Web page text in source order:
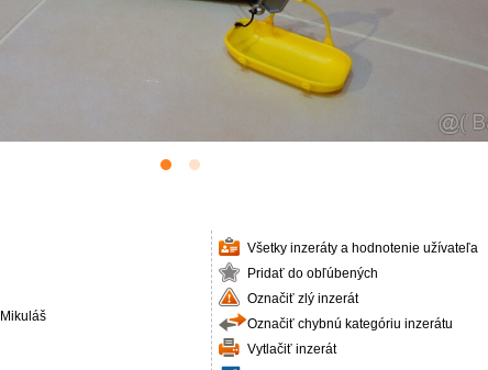
Všetky inzeráty a hodnotenie užívateľa
Pridať do obľúbených
Označiť zlý inzerát
Označiť chybnú kategóriu inzerátu
Vytlačiť inzerát